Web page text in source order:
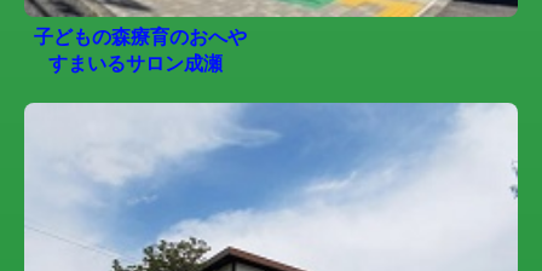
子どもの森療育のおへや
すまいるサロン成瀬